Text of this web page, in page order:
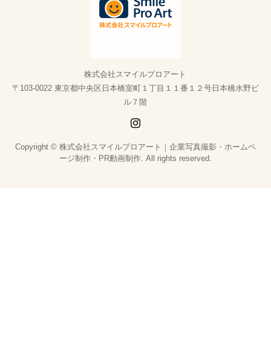
株式会社スマイルプロアート
〒103-0022 東京都中央区日本橋室町１丁目１１番１２号日本橋水野ビ
ル７階
Copyright © 株式会社スマイルプロアート｜企業写真撮影・ホームペ
ージ制作・PR動画制作. All rights reserved.